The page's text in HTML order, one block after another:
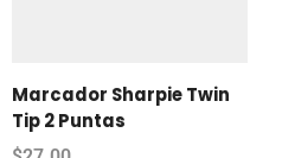
Marcador Sharpie Twin
Tip 2 Puntas